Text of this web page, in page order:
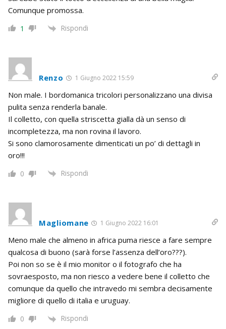
Comunque promossa.
1 Rispondi
Renzo 1 Giugno 2022 15:59
Non male. I bordomanica tricolori personalizzano una divisa
pulita senza renderla banale.
Il colletto, con quella striscetta gialla dà un senso di
incompletezza, ma non rovina il lavoro.
Si sono clamorosamente dimenticati un po’ di dettagli in
oro!!!
0 Rispondi
Magliomane 1 Giugno 2022 16:01
Meno male che almeno in africa puma riesce a fare sempre
qualcosa di buono (sarà forse l’assenza dell’oro???).
Poi non so se è il mio monitor o il fotografo che ha
sovraesposto, ma non riesco a vedere bene il colletto che
comunque da quello che intravedo mi sembra decisamente
migliore di quello di italia e uruguay.
0 Rispondi